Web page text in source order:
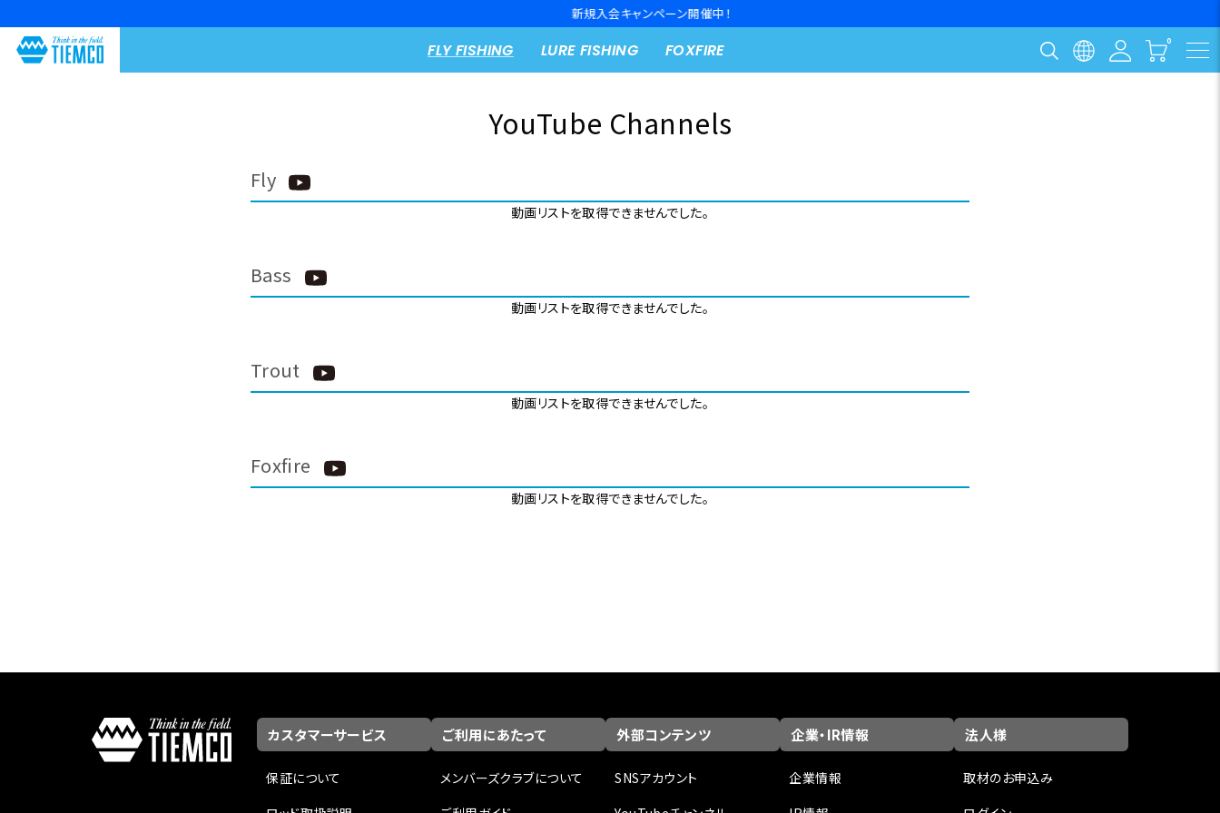
新規入会キャンペーン開催中！
FLY FISHING LURE FISHING FOXFIRE
YouTube Channels
Fly
動画リストを取得できませんでした。
Bass
動画リストを取得できませんでした。
Trout
動画リストを取得できませんでした。
Foxfire
動画リストを取得できませんでした。
カスタマーサービス
保証について
ご利用にあたって
メンバーズクラブについて
外部コンテンツ
SNSアカウント
企業・IR情報
企業情報
法人様
取材のお申込み